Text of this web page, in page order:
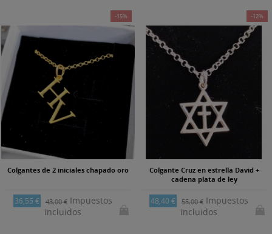
-15%
Colgantes de 2 iniciales chapado oro
36,55 € 43,00 €Impuestos
incluidos
-12%
Colgante Cruz en estrella David +
cadena plata de ley
48,40 € 55,00 €Impuestos
incluidos